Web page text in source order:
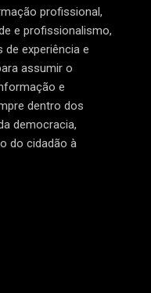
profissional,
e profissionalismo,
experiência e
assumir o
e
dentro dos
democracia,
do cidadão à